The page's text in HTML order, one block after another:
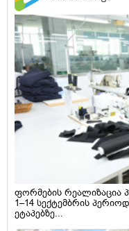
ფორმების რეალიზაცია
1–14 სექტემბრის
ეტაპებზე...